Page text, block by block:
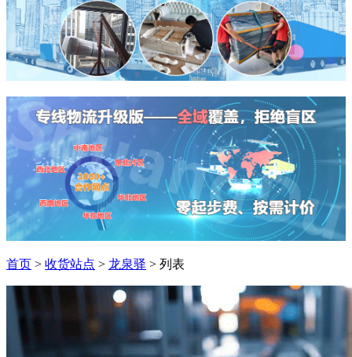
首页 > 收货站点 > 龙泉驿 > 列表